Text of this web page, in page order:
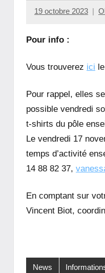
19 octobre 2023
Pour info :
Vous trouverez ici
Pour rappel, elles
possible vendredi
t-shirts du pôle
Le vendredi 17
temps d’activité
14 88 82 37,
En comptant sur
Vincent Biot,
News